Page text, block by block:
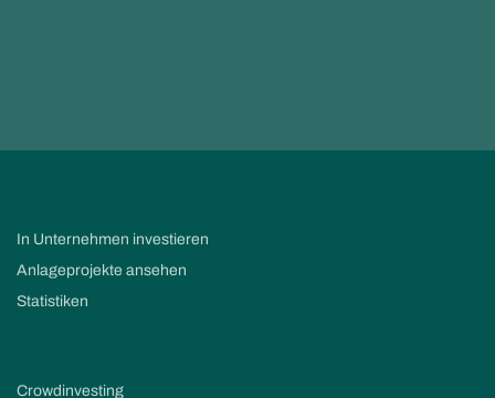
In Unternehmen investieren
Anlageprojekte ansehen
Statistiken
Crowdinvesting